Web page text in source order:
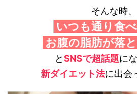
そんな時、
いつも通り食
お腹の脂肪が落
とSNSで超話題に
新ダイエット法に出会